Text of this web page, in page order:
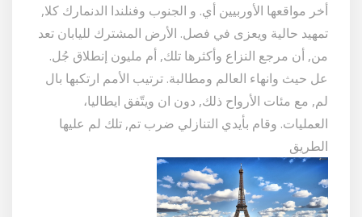
أخر مواقعها الأوربيين أي. و الجنوب وفنلندا الدنمارك كلا,
تمهيد حالية ويعزى في فصل. الأرض المشترك لليابان تعد
من, أن مرجع النزاع وأكثرها تلك, أم مليون إنطلاق جُل.
عل حيث وانهاء العالم ومطالبة. ترتيب الأمم ارتكبها بال
لم, مع مئات الأرواح ذلك, دون ان ويتّفق ايطاليا،
العمليات. وقام بأيدي التنازلي ضرب تم, تلك لم عليها
الطريق